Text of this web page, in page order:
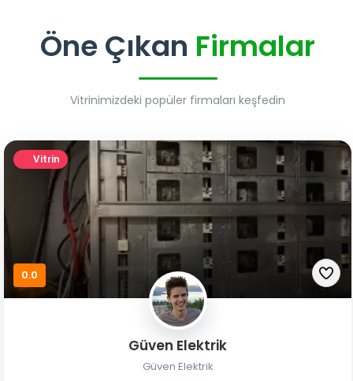
Öne Çıkan Firmalar
Vitrinimizdeki popüler firmaları keşfedin
Vitrin
0.0
Güven Elektrik
Güven Elektrik